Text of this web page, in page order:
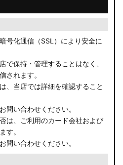
号化通信（SSL）により安全に
で保持・管理することはなく、
されます。
、当店では詳細を確認すること
問い合わせください。
は、ご利用のカード会社および
す。
問い合わせください。